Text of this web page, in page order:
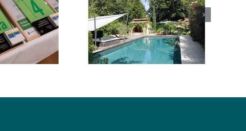
2/2026 –
Pools &
Fliesen,
& Co.